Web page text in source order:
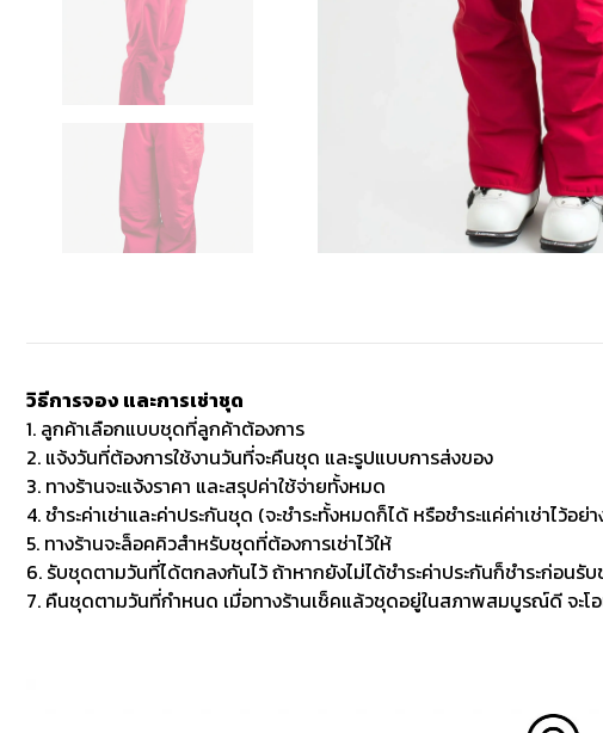
วิธีการจอง และการเช่าชุด
1. ลูกค้าเลือกแบบชุดที่ลูกค้าต้องการ
2. แจ้งวันที่ต้องการใช้งานวันที่จะคืนชุด และรูปแบบการส่งของ
3. ทางร้านจะแจ้งราคา และสรุปค่าใช้จ่ายทั้งหมด
4. ชำระค่าเช่าและค่าประกันชุด (จะชำระทั้งหมดก็ได้ หรือชำระแค่ค่าเช่าไว้อย่
5. ทางร้านจะล็อคคิวสำหรับชุดที่ต้องการเช่าไว้ให้
6. รับชุดตามวันที่ได้ตกลงกันไว้ ถ้าหากยังไม่ได้ชำระค่าประกันก็ชำระก่อนรั
7. คืนชุดตามวันที่กำหนด เมื่อทางร้านเช็คแล้วชุดอยู่ในสภาพสมบูรณ์ดี จะโ